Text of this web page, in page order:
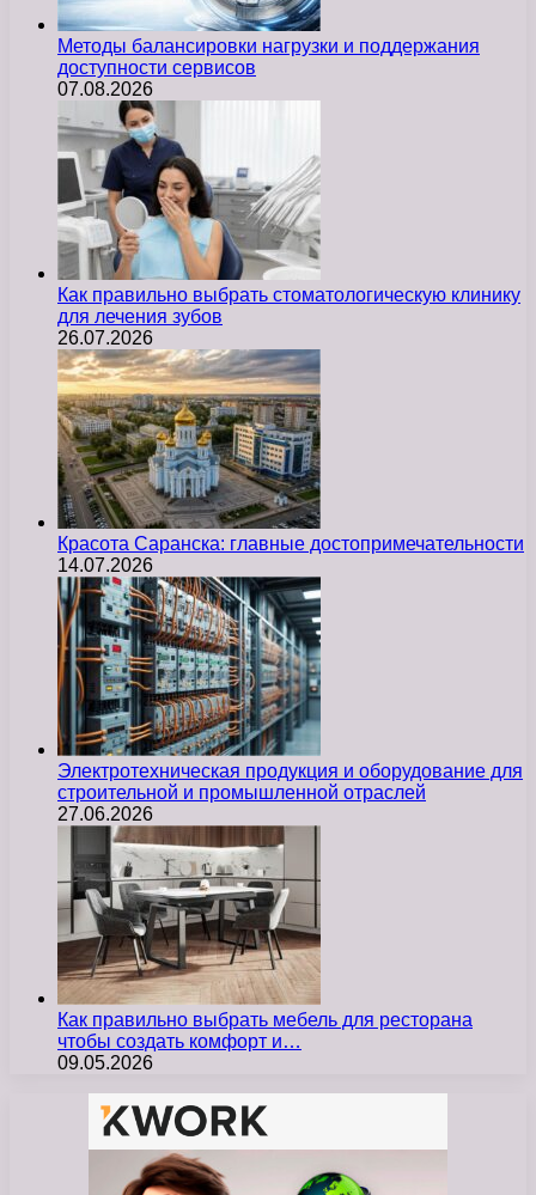
Методы балансировки нагрузки и поддержания
доступности сервисов
07.08.2026
Как правильно выбрать стоматологическую клинику
для лечения зубов
26.07.2026
Красота Саранска: главные достопримечательности
14.07.2026
Электротехническая продукция и оборудование для
строительной и промышленной отраслей
27.06.2026
Как правильно выбрать мебель для ресторана
чтобы создать комфорт и…
09.05.2026